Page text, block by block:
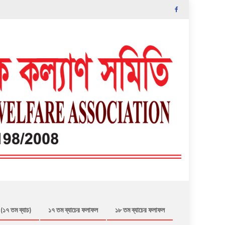
তম ব্যাচ) ১৭ তম ব্যাচের ফলাফল
১৮ তম ব্যাচের ফলাফল